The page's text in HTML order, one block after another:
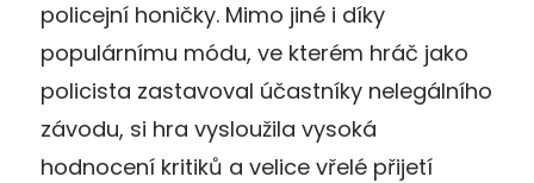
policejní honičky. Mimo jiné i díky
populárnímu módu, ve kterém hráč jako
policista zastavoval účastníky nelegálního
závodu, si hra vysloužila vysoká
hodnocení kritiků a velice vřelé přijetí